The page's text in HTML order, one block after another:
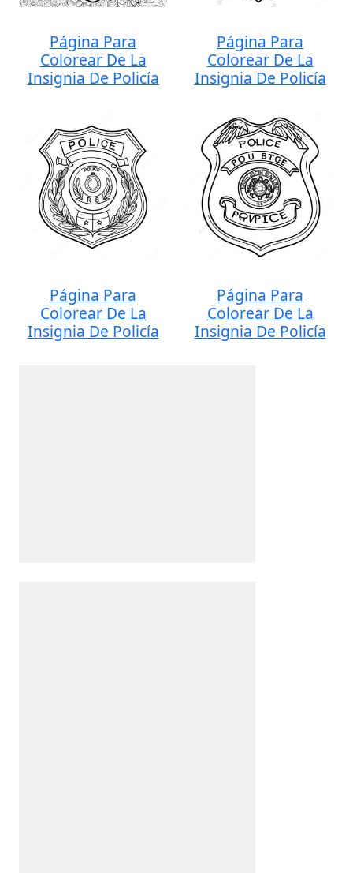
Página Para
Colorear De La
Insignia De Policía
Página Para
Colorear De La
Insignia De Policía
Página Para
Colorear De La
Insignia De Policía
Página Para
Colorear De La
Insignia De Policía